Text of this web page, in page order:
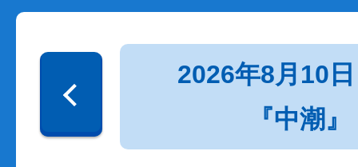
2026年8月10日
『中潮』